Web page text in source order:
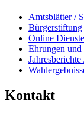
Amtsblätter /
Bürgerstiftung
Online
Ehrungen und
Kontakt